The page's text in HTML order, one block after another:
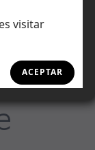
visitar
ACEPTAR